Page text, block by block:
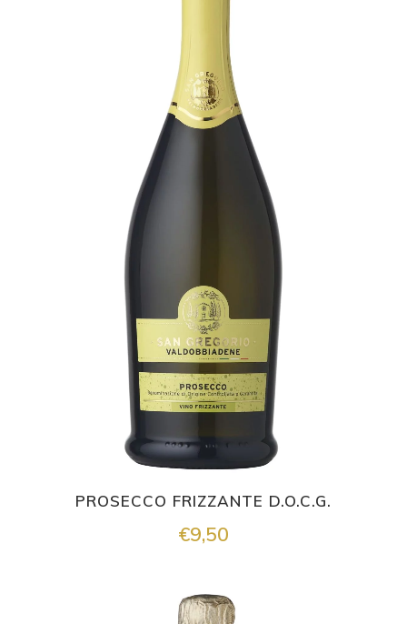
PROSECCO FRIZZANTE D.O.C.G.
€9,50